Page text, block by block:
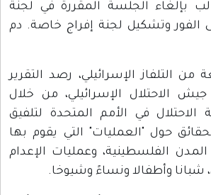
بإلغاء الجلسة المقررة في لجنة
الفور وتشكيل لجنة إفراج خاصة. دم
من التلفاز الإسرائيلي، رصد التقرير
الاحتلال الإسرائيلي، من خلال
الاحتلال في الأمم المتحدة لتلفيق
حول "العمليات" التي يقوم بها
الفلسطينية، وعمليات الإعدام
شبانا وأطفالا ونساءً وشيوخا.